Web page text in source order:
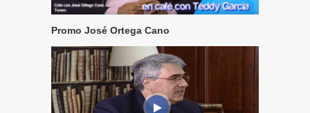
Promo José Ortega Cano